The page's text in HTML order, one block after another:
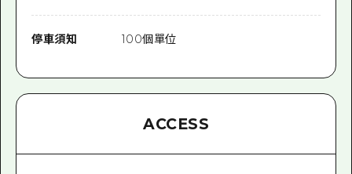
停車須知 100個單位
ACCESS